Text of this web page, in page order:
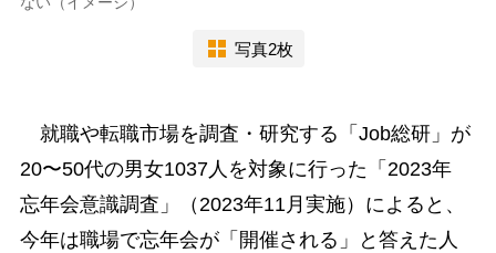
写真2枚
就職や転職市場を調査・研究する「Job総研」が
20〜50代の男女1037人を対象に行った「2023年
忘年会意識調査」（2023年11月実施）によると、
今年は職場で忘年会が「開催される」と答えた人